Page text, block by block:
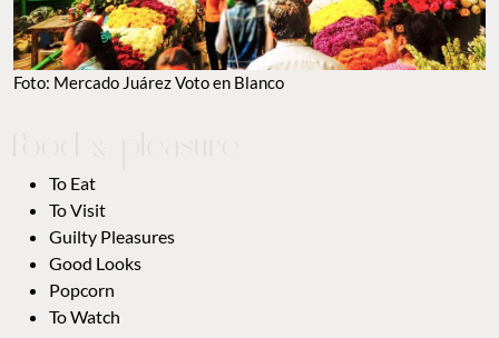
Foto: Mercado Juárez Voto en Blanco
To Eat
To Visit
Guilty Pleasures
Good Looks
Popcorn
To Watch